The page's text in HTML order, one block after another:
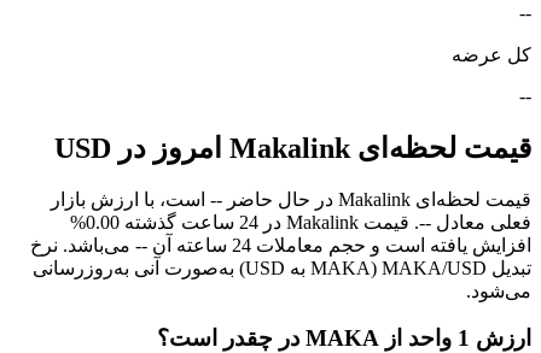
--
کل عرضه
--
قیمت لحظه‌ای Makalink امروز در USD
قیمت لحظه‌ای Makalink در حال حاضر -- است، با ارزش بازار
فعلی معادل --. قیمت Makalink در 24 ساعت گذشته 0.00%
افزایش یافته است و حجم معاملات 24 ساعته آن -- می‌باشد. نرخ
تبدیل MAKA/USD (MAKA به USD) به‌صورت آنی به‌روزرسانی
می‌شود.
ارزش 1 واحد از MAKA در چقدر است؟